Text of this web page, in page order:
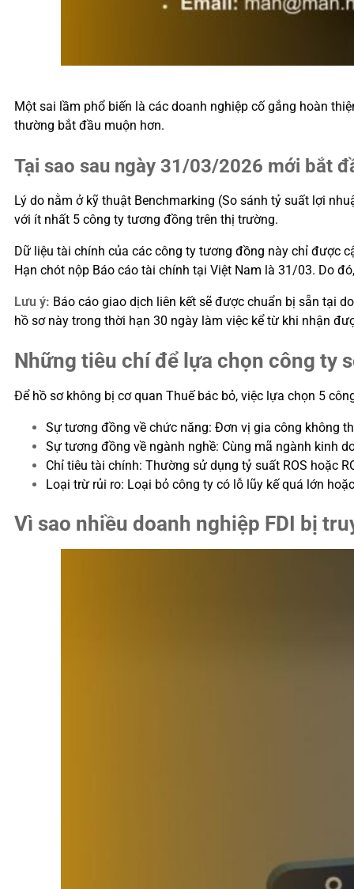
Một sai lầm phổ biến là các doanh nghiệp cố gắng hoàn
thường bắt đầu muộn hơn.
Tại sao sau ngày 31/03/2026 mới bắt
Lý do nằm ở kỹ thuật Benchmarking (So sánh tỷ suất lợi
với ít nhất 5 công ty tương đồng trên thị trường.
Dữ liệu tài chính của các công ty tương đồng này chỉ được
Hạn chót nộp Báo cáo tài chính tại Việt Nam là 31/03. Do
Lưu ý: Báo cáo giao dịch liên kết sẽ được chuẩn bị sẵn tại
hồ sơ này trong thời hạn 30 ngày làm việc kể từ khi nhận
Những tiêu chí để lựa chọn công ty
Để hồ sơ không bị cơ quan Thuế bác bỏ, việc lựa chọn 5
Sự tương đồng về chức năng: Đơn vị gia công không
Sự tương đồng về ngành nghề: Cùng mã ngành kinh
Chỉ tiêu tài chính: Thường sử dụng tỷ suất ROS hoặc
Loại trừ rủi ro: Loại bỏ công ty có lỗ lũy kế quá lớn
Vì sao nhiều doanh nghiệp FDI bị